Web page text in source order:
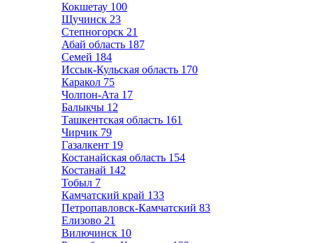
Кокшетау 100
Щучинск 23
Степногорск 21
Абай область 187
Семей 184
Иссык-Кульская область 170
Каракол 75
Чолпон-Ата 17
Балыкчы 12
Ташкентская область 161
Чирчик 79
Газалкент 19
Костанайская область 154
Костанай 142
Тобыл 7
Камчатский край 133
Петропавловск-Камчатский 83
Елизово 21
Вилючинск 10